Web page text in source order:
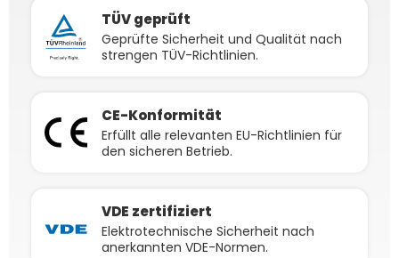
TÜV geprüft
Geprüfte Sicherheit und Qualität nach
strengen TÜV-Richtlinien.
CE-Konformität
Erfüllt alle relevanten EU-Richtlinien für
den sicheren Betrieb.
VDE zertifiziert
Elektrotechnische Sicherheit nach
anerkannten VDE-Normen.